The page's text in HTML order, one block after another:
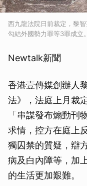
西九龍法院日前裁定，黎
勾結外國勢力罪等3罪成立
Newtalk新聞
香港壹傳媒創辦人
法》，法庭上月裁
「串謀發布煽動刊
求情，控方在庭上
獨囚禁的質疑，辯
病及白內障等，加
的生活更加艱難。